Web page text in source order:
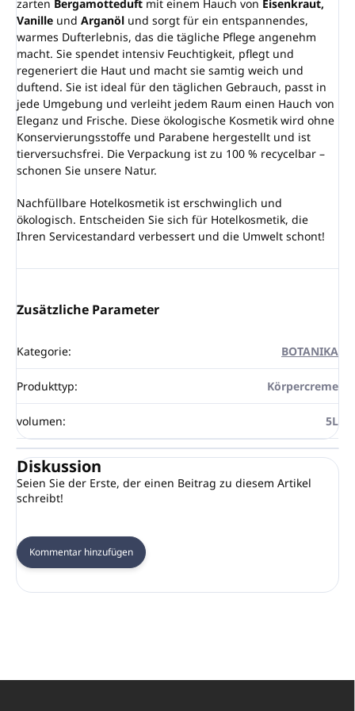
zarten Bergamotteduft mit einem Hauch von Eisenkraut,
Vanille und Arganöl und sorgt für ein entspannendes,
warmes Dufterlebnis, das die tägliche Pflege angenehm
macht. Sie spendet intensiv Feuchtigkeit, pflegt und
regeneriert die Haut und macht sie samtig weich und
duftend. Sie ist ideal für den täglichen Gebrauch, passt in
jede Umgebung und verleiht jedem Raum einen Hauch von
Eleganz und Frische. Diese ökologische Kosmetik wird ohne
Konservierungsstoffe und Parabene hergestellt und ist
tierversuchsfrei. Die Verpackung ist zu 100 % recycelbar –
schonen Sie unsere Natur.
Nachfüllbare Hotelkosmetik ist erschwinglich und
ökologisch. Entscheiden Sie sich für Hotelkosmetik, die
Ihren Servicestandard verbessert und die Umwelt schont!
Zusätzliche Parameter
Kategorie: BOTANIKA
Produkttyp: Körpercreme
volumen: 5L
Diskussion
Seien Sie der Erste, der einen Beitrag zu diesem Artikel
schreibt!
Kommentar hinzufügen
F